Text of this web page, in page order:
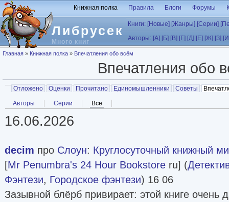
Перейти к основному содержанию
Либрусек
Много книг
Книжная полка Правила Блоги Форумы
Книги: [Новые] [Жанры] [Серии]
Авторы: [А] [Б] [В] [Г] [Д] [Е] [Ж] [З]
Вы здесь
Главная » Книжная полка » Впечатления обо всём
Впечатления обо
Главные вкладки
Отложено Оценки Прочитано Единомышленники Советы
Вторичные вкладки
Авторы Серии Все
16.06.2026
decim про Слоун: Круглосуточный книжный
[Mr Penumbra's 24 Hour Bookstore ru] (
Фэнтези, Городское фэнтези) 16 06
Зазывной блёрб привирает: этой книге очень